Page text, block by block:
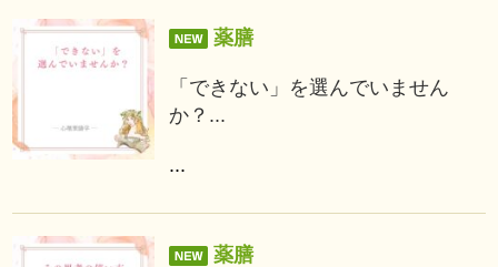
薬膳
「できない」を選んでいません
か？...
...
薬膳